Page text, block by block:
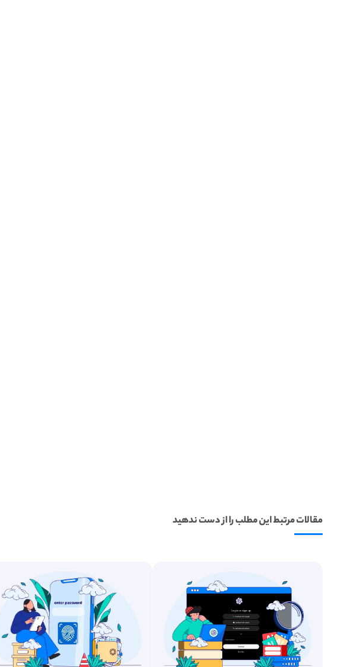
مقالات مرتبط این مطلب را از دست ندهید